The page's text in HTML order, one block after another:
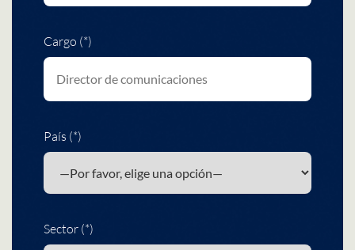
Cargo (*)
País (*)
Sector (*)